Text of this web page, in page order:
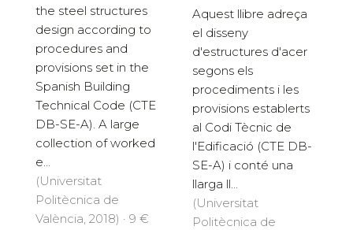
the steel structures
design according to
procedures and
provisions set in the
Spanish Building
Technical Code (CTE
DB-SE-A). A large
collection of worked
e...
(Universitat
Politècnica de
València, 2018) · 9 €
Aquest llibre adreça
el disseny
d'estructures d'acer
segons els
procediments i les
provisions establerts
al Codi Tècnic de
l'Edificació (CTE DB-
SE-A) i conté una
llarga ll...
(Universitat
Politècnica de